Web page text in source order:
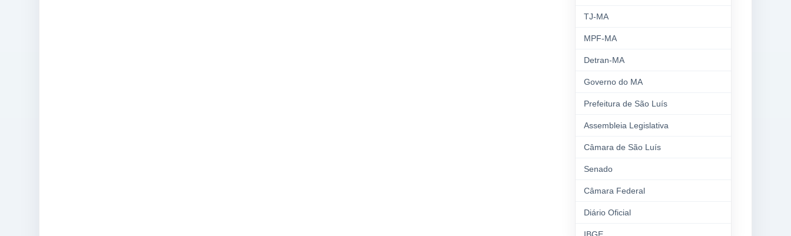
TJ-MA
MPF-MA
Detran-MA
Governo do MA
Prefeitura de São Luís
Assembleia Legislativa
Câmara de São Luís
Senado
Câmara Federal
Diário Oficial
IBGE